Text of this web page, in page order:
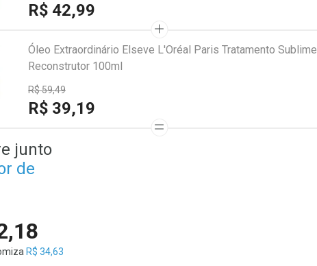
R$ 42,99
Óleo Extraordinário Elseve L'Oréal Paris Tratamento Sublime
Reconstrutor 100ml
R$ 59,49
R$ 39,19
junto
de
R$ 34,63